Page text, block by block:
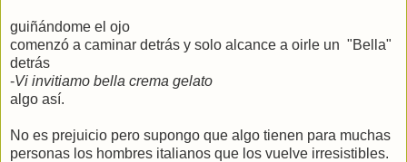
guiñándome el ojo
comenzó a caminar detrás y solo alcance a oirle un "Bella"
detrás
-Vi invitiamo bella crema gelato
algo así.
No es prejuicio pero supongo que algo tienen para muchas
personas los hombres italianos que los vuelve irresistibles.